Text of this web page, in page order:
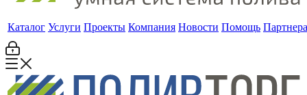
Каталог Услуги Проекты Компания Новости Помощь